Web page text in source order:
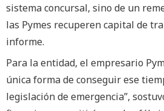
sistema concursal, sino de un
las Pymes recuperen capital de
informe.
Para la entidad, el empresario
única forma de conseguir ese
legislación de emergencia”,